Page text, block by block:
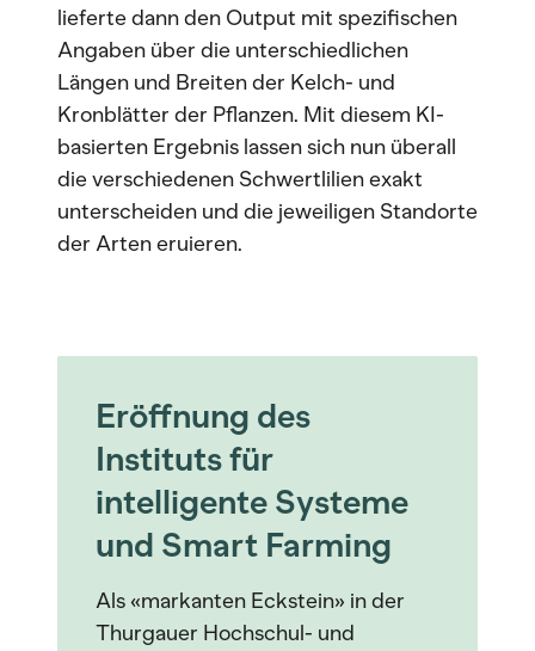
lieferte dann den Output mit spezifischen
Angaben über die unterschiedlichen
Längen und Breiten der Kelch- und
Kronblätter der Pflanzen. Mit diesem KI-
basierten Ergebnis lassen sich nun überall
die verschiedenen Schwertlilien exakt
unterscheiden und die jeweiligen Standorte
der Arten eruieren.
Eröffnung des
Instituts für
intelligente Systeme
und Smart Farming
Als «markanten Eckstein» in der
Thurgauer Hochschul- und